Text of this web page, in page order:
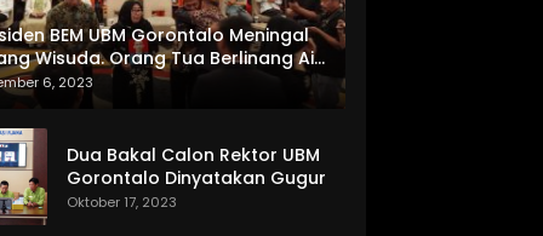
BEM UBM Gorontalo Meningal
Wisuda. Orang Tua Berlinang Air
Menerima SKL dan Pemasangan
6, 2023
Dua Bakal Calon Rektor UBM
Gorontalo Dinyatakan Gugur
Oktober 17, 2023